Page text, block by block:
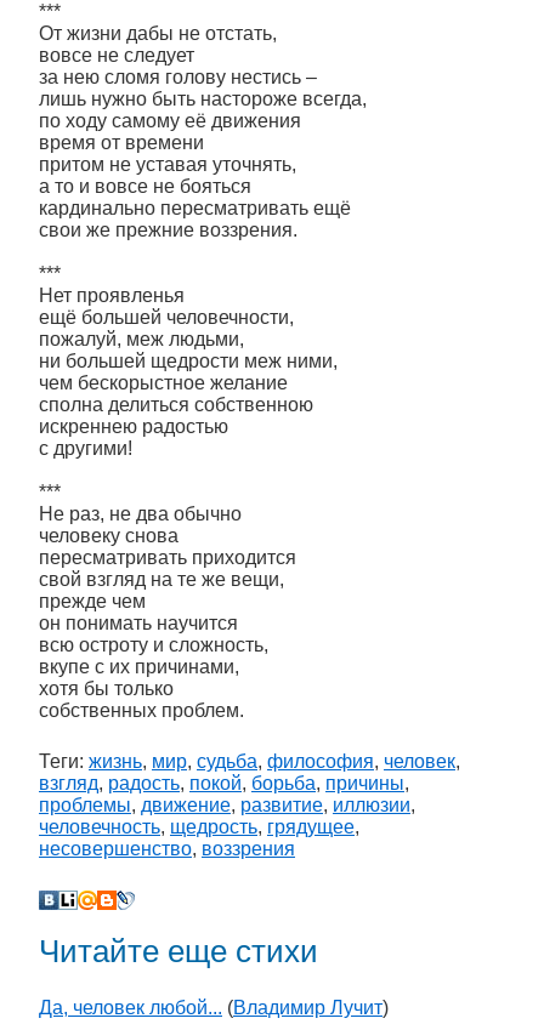
***
От жизни дабы не отстать,
вовсе не следует
за нею сломя голову нестись –
лишь нужно быть настороже всегда,
по ходу самому её движения
время от времени
притом не уставая уточнять,
а то и вовсе не бояться
кардинально пересматривать ещё
свои же прежние воззрения.
***
Нет проявленья
ещё большей человечности,
пожалуй, меж людьми,
ни большей щедрости меж ними,
чем бескорыстное желание
сполна делиться собственною
искреннею радостью
с другими!
***
Не раз, не два обычно
человеку снова
пересматривать приходится
свой взгляд на те же вещи,
прежде чем
он понимать научится
всю остроту и сложность,
вкупе с их причинами,
хотя бы только
собственных проблем.
Теги: жизнь, мир, судьба, философия, человек,
взгляд, радость, покой, борьба, причины,
проблемы, движение, развитие, иллюзии,
человечность, щедрость, грядущее,
несовершенство, воззрения
Читайте еще стихи
Да, человек любой... (Владимир Лучит)